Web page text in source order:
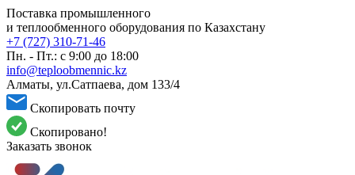
Поставка промышленного
и теплообменного оборудования по Казахстану
+7 (727) 310-71-46
Пн. - Пт.: с 9:00 до 18:00
info@teploobmennic.kz
Алматы, ул.Сатпаева, дом 133/4
Скопировать почту
Скопировано!
Заказать звонок